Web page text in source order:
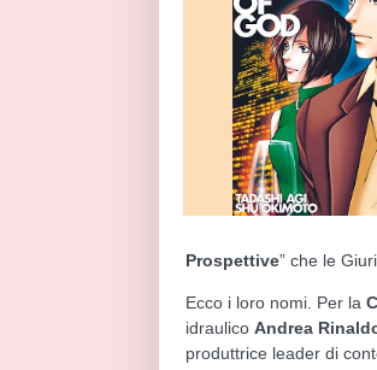
Prospettive” che le
Ecco i loro nomi. Per la
idraulico Andrea
produttrice leader di